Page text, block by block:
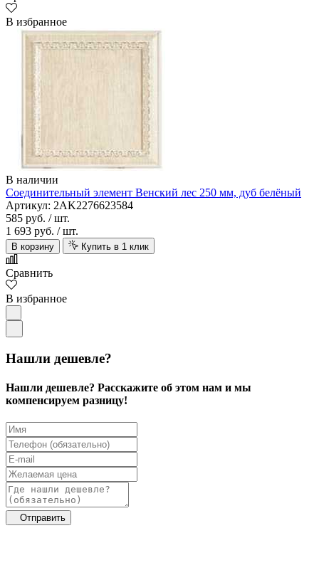
В избранное
В наличии
Соединительный элемент Венский лес 250 мм, дуб белёный
Артикул: 2AK2276623584
585 руб. / шт.
1 693 руб. / шт.
В корзину Купить в 1 клик
Сравнить
В избранное
Нашли дешевле?
Нашли дешевле? Расскажите об этом нам и мы
компенсируем разницу!
Отправить